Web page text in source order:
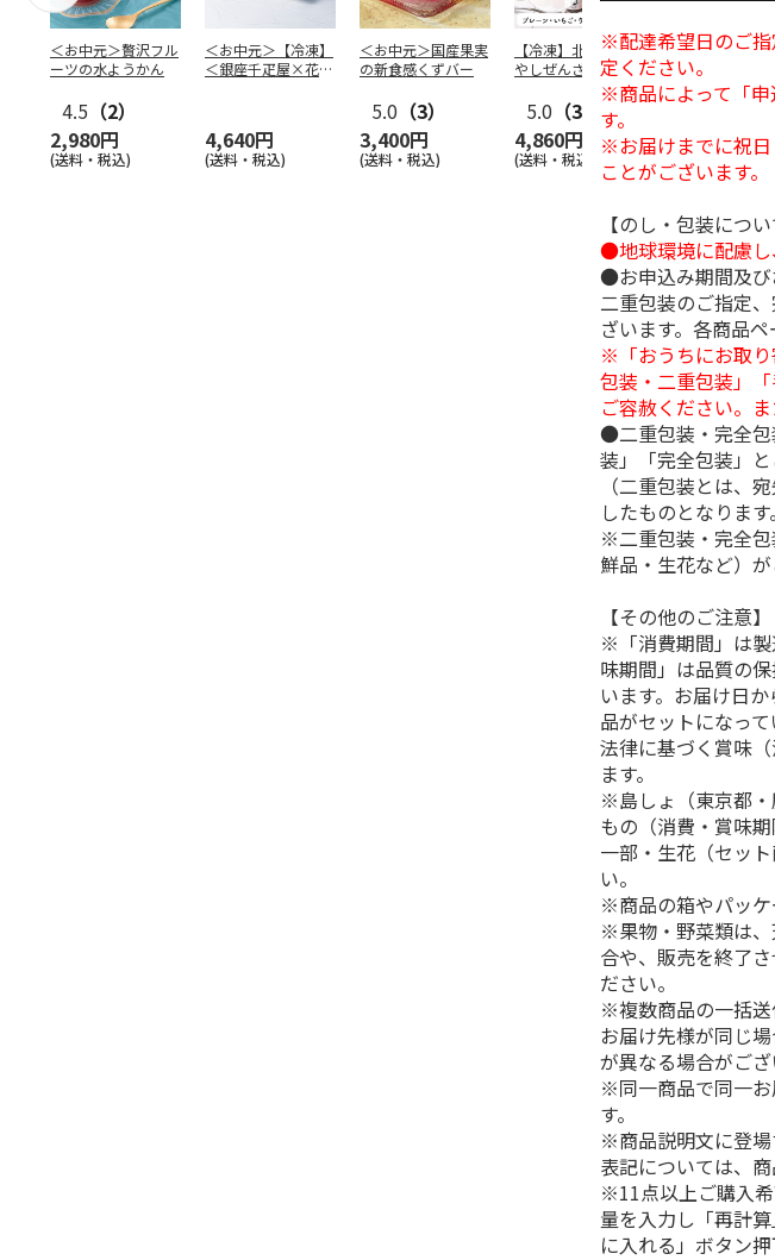
＜お中元＞贅沢フル
ーツの水ようかん
4.5 （2）
2,980円
(送料・税込)
＜お中元＞【冷凍】
＜銀座千疋屋×花園
4,640円
(送料・税込)
＜お中元＞国産果実
の新食感くずバー
5.0 （3）
3,400円
(送料・税込)
【冷凍】北海道 冷
やしぜんざい 3種6
5.0 （3）
4,860円
(送料・税込)
＜お中元＞東京
バターパンケー
個入
4.0（1）
2,300円
(送料・税込)
※配達希望日のご
定ください。
※商品によって「申
す。
※お届けまでに祝日
ことがございます
【のし・包装につい
●地球環境に配慮し
●お申込み期間及び
二重包装のご指定
ざいます。各商品
※「おうちにお取
包装・二重包装」
ご容赦ください。
●二重包装・完全包
装」「完全包装」と
（二重包装とは、
したものとなります
※二重包装・完全
鮮品・生花など）
【その他のご注意】
※「消費期間」は製
味期間」は品質の
います。お届け日
品がセットになっ
法律に基づく賞味
ます。
※島しょ（東京都
もの（消費・賞味
一部・生花（セッ
い。
※商品の箱やパッケ
※果物・野菜類は、
合や、販売を終了
ださい。
※複数商品の一括送
お届け先様が同じ
が異なる場合がご
※同一商品で同一
す。
※商品説明文に登
表記については、商
※11点以上ご購入
量を入力し「再計
に入れる」ボタン